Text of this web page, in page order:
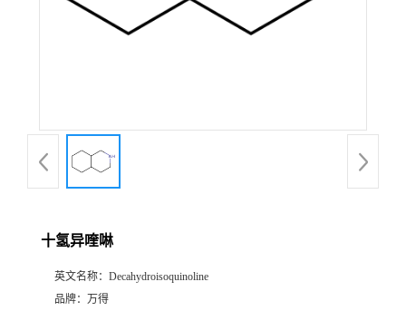
十氢异喹啉
英文名称： Decahydroisoquinoline
品牌： 万得